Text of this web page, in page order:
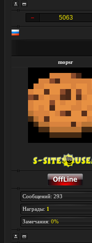
5063
mopsr
Сообщений: 293
Награды: 1
Замечания: 0%